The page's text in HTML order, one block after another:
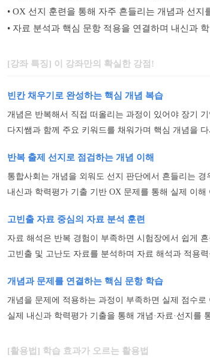
• OX 선지 훈련을 통해 자주 흔들리는 개념과 선지
• 자료 분석과 핵심 문항 적용을 연결하며 내신과
[강좌 특징] 이 강좌만의 확실한 강점!
빈칸 채우기로 완성하는 핵심 개념 복습
개념은 반복해서 직접 떠올리는 과정이 있어야 장기
다지쌤과 함께 주요 키워드를 채워가며 핵심 개념을
반복 출제 선지로 점검하는 개념 이해
통합사회는 개념을 외워도 선지 판단에서 흔들리는 경
내신과 학력평가 기출 기반 OX 문제를 통해 실제 이해
고빈출 자료 중심의 자료 분석 훈련
자료 해석은 반복 경험이 부족하면 시험장에서 쉽게
고빈출 및 고난도 자료를 분석하며 자료 해석과 적용력
개념과 문제를 연결하는 핵심 문항 학습
개념을 문제에 적용하는 과정이 부족하면 실제 점수로
실제 내신과 학력평가 기출을 통해 개념·자료·선지를
[활용법] 학습 효과가 오르는 활용법